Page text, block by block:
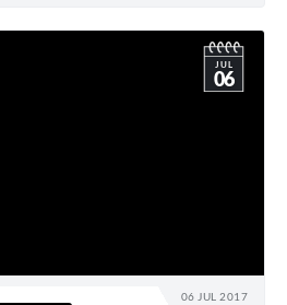
06 JUL 2017
JUL
06